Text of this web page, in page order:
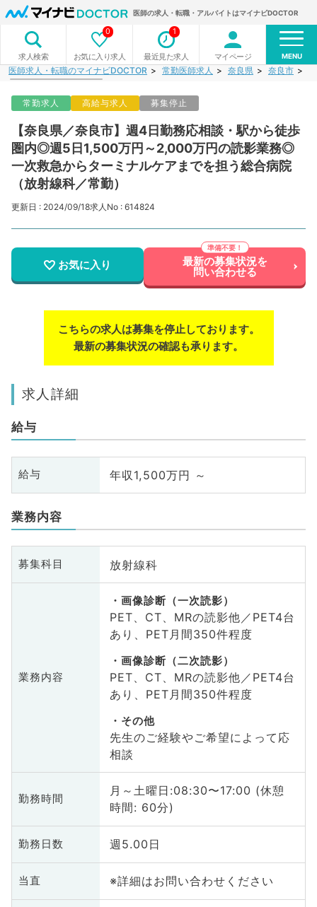
医師の求人・転職・アルバイトはマイナビDOCTOR
求人検索 お気に入り求人
0
最近見た求人
1
マイページ MENU
医師求人・転職のマイナビDOCTOR 常勤医師求人 奈良県 奈良市
常勤求人 高給与求人 募集停止
【奈良県／奈良市】週4日勤務応相談・駅から徒歩
圏内◎週5日1,500万円～2,000万円の読影業務◎
一次救急からターミナルケアまでを担う総合病院
（放射線科／常勤）
更新日 : 2024/09/18求人No : 614824
お気に入り 最新の募集状況を
問い合わせる
こちらの求人は募集を停止しております。
最新の募集状況の確認も承ります。
求人詳細
給与
給与 年収1,500万円 ～
業務内容
募集科目 放射線科
業務内容
画像診断（一次読影）
PET、CT、MRの読影他／PET4台
あり、PET月間350件程度
画像診断（二次読影）
PET、CT、MRの読影他／PET4台
あり、PET月間350件程度
その他
先生のご経験やご希望によって応
相談
勤務時間
月～土曜日:08:30〜17:00 (休憩
時間: 60分)
勤務日数 週5.00日
当直 ※詳細はお問い合わせください